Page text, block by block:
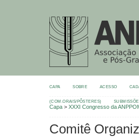
CAPA SOBRE ACESSO
(COM.ORAIS/PÔSTERES)
Capa > XXXI Congresso da
Comitê